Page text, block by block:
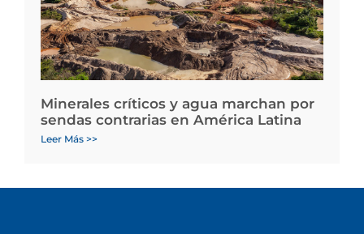
Minerales críticos y agua marchan por
sendas contrarias en América Latina
Leer Más >>